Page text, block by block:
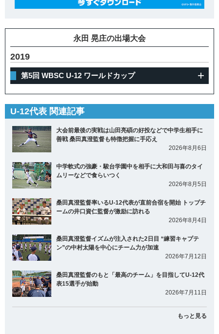
永田 晃庄の出場大会
2019
第5回 WBSC U-12 ワールドカップ
U-12代表 関連記事
大会前最後の実戦は山田亮碩の好投などで中学生相手に
善戦 桑田真澄監督も特徴把握に手応え
2026年8月6日
中学軟式の強豪・駿台学園中を相手に大和田与喜のタイ
ムリーなどで食らいつく
2026年8月5日
桑田真澄監督率いるU-12代表が直前合宿を開始 トップチ
ームの井口資仁監督が激励に訪れる
2026年8月4日
桑田真澄監督イズムが注入された2日目 “練習キャプテ
ン”の中村太陽を中心にチーム力が加速
2026年7月12日
桑田真澄監督のもと「最高のチーム」を目指してU-12代
表15選手が始動
2026年7月11日
もっと見る